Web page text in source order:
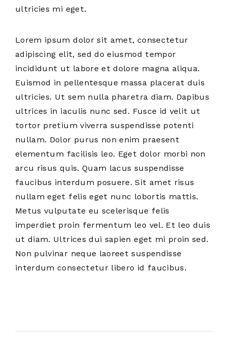
ultricies mi eget.
Lorem ipsum dolor sit amet, consectetur
adipiscing elit, sed do eiusmod tempor
incididunt ut labore et dolore magna aliqua.
Euismod in pellentesque massa placerat duis
ultricies. Ut sem nulla pharetra diam. Dapibus
ultrices in iaculis nunc sed. Fusce id velit ut
tortor pretium viverra suspendisse potenti
nullam. Dolor purus non enim praesent
elementum facilisis leo. Eget dolor morbi non
arcu risus quis. Quam lacus suspendisse
faucibus interdum posuere. Sit amet risus
nullam eget felis eget nunc lobortis mattis.
Metus vulputate eu scelerisque felis
imperdiet proin fermentum leo vel. Et leo duis
ut diam. Ultrices dui sapien eget mi proin sed.
Non pulvinar neque laoreet suspendisse
interdum consectetur libero id faucibus.